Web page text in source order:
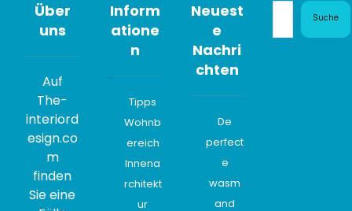
Über
uns
Auf
The-
interiord
esign.co
m
finden
Sie eine
Inform
atione
n
Tipps
Wohnb
ereich
Innena
rchitekt
ur
Neuest
e
Nachri
chten
De
perfect
e
wasm
and
Suche